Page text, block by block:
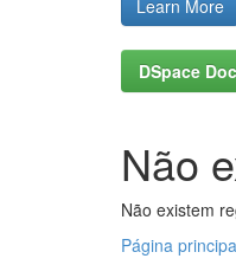
Learn More
DSpace
Não
Não existem
Página